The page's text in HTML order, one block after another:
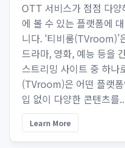
OTT 서비스가 점점 다
에 볼 수 있는 플랫폼에
니다. ‘티비룸(TVroom)’
드라마, 영화, 예능 등을
스트리밍 사이트 중 하나
(TVroom)은 어떤 플랫
입 없이 다양한 콘텐츠를
Learn More